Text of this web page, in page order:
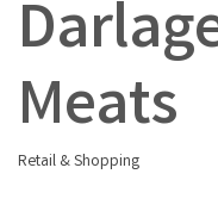
Meats
Categories
Retail & Shopping